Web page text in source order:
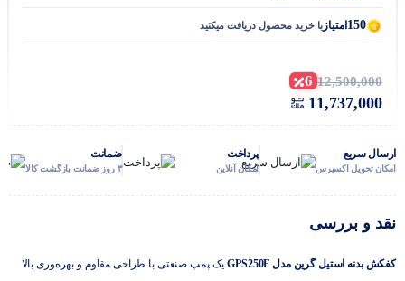
150امتیاز با خرید محصول دریافت میکنید
12,500,000
6
11,737,000
ارسال سریع
امکان تحویل اکسپرس
پرداخت
امکان آنلاین
ضمانت
۳ روز ضمانت بازگشت کالا
نقد و بررسی
کفکش بدنه استیل گرین مدل GPS250F
یک پمپ صنعتی با طراحی مقاوم و بهره‌وری بالا